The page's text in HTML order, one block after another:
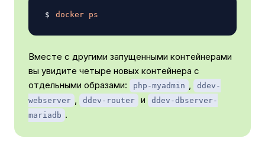
docker ps
Вместе с другими запущенными контейнерами
вы увидите четыре новых контейнера с
отдельными образами:
php-myadmin ,
ddev-
webserver , ddev-router и
ddev-dbserver-
mariadb .